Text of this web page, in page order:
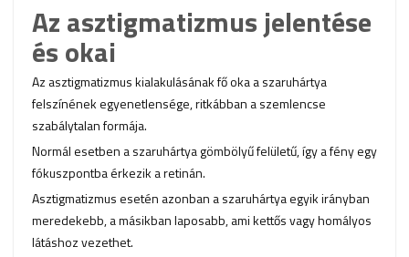
Az asztigmatizmus jelentése
és okai
Az asztigmatizmus kialakulásának fő oka a szaruhártya
felszínének egyenetlensége, ritkábban a szemlencse
szabálytalan formája.
Normál esetben a szaruhártya gömbölyű felületű, így a fény egy
fókuszpontba érkezik a retinán.
Asztigmatizmus esetén azonban a szaruhártya egyik irányban
meredekebb, a másikban laposabb, ami kettős vagy homályos
látáshoz vezethet.